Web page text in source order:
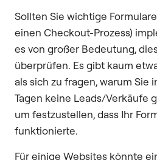
Sollten Sie wichtige
einen Checkout-Prozess)
es von großer Bedeutung,
überprüfen. Es gibt kaum
als sich zu fragen, warum Sie
Tagen keine Leads/Verkäufe
um festzustellen, dass Ihr
funktionierte.
Für einige Websites könnte